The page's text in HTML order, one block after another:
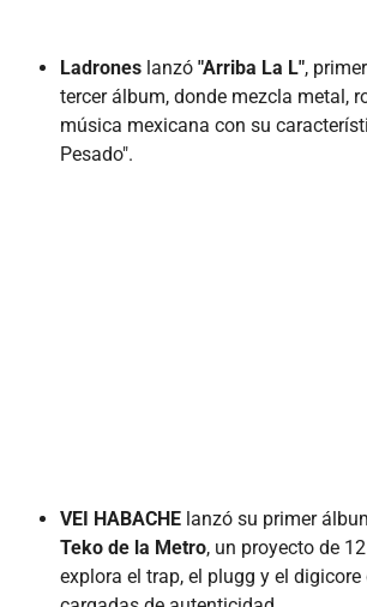
Ladrones lanzó "Arriba La L",
tercer álbum, donde mezcla metal,
música mexicana con su
Pesado".
VEI HABACHE lanzó su primer
Teko de la Metro, un proyecto de
explora el trap, el plugg y el